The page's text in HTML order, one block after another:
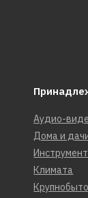
Аудио-
Дома и
Климата